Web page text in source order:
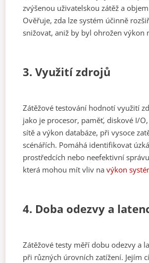
zvýšenou uživatelskou zátěž a
Ověřuje, zda lze systém účinně
snižovat, aniž by byl ohrožen výkon
3. Využití zdrojů
Zátěžové testování hodnotí využití
jako je procesor, paměť, diskové I/
sítě a výkon databáze, při vysoce
scénářích. Pomáhá identifikovat
prostředcích nebo neefektivní
která mohou mít vliv navýkon
4. Doba odezvy a
Zátěžové testy měří dobu odezvy a
při různých úrovních zatížení. Jejím